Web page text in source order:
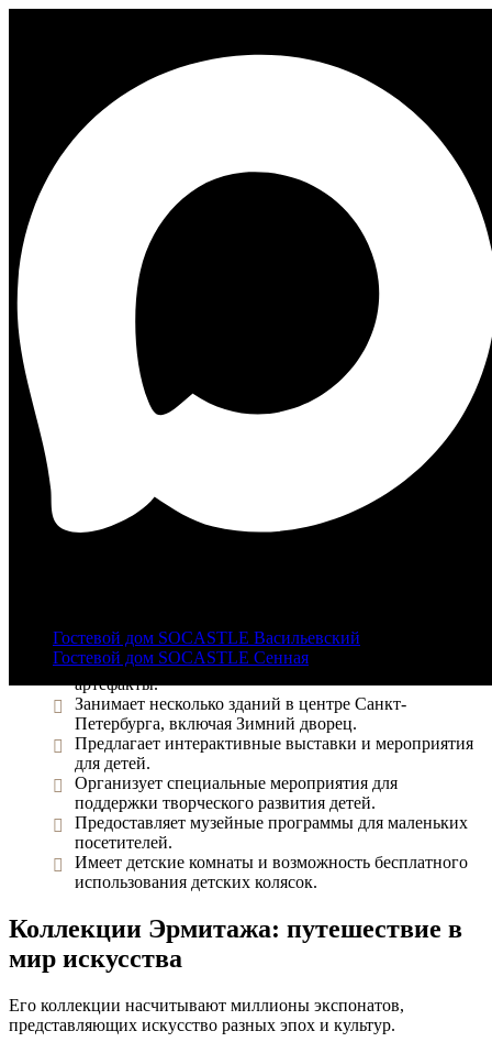
Гостевой дом SOCASTLE Васильевский
Гостевой дом SOCASTLE Сенная
Гостевой дом SOCASTLE Васильевский
Гостевой дом SOCASTLE Сенная
Эрмитаж
Фото: Designed byFreepik
Эрмитаж — один из самых известных и крупных музеев
мира, расположенный в Санкт-Петербурге. Здесь хранится
огромная коллекция произведений искусства разных эпох и
культур. Вы сможете увидеть шедевры мирового искусства,
включая произведения Леонардо да Винчи, Рафаэля,
Рембрандта и Ван Гога.
Само здание Эрмитажа — архитектурный шедевр с
великолепными фасадами и интерьерами, украшенными
роскошными декоративными элементами. В музее проводятся
разнообразные выставки, концерты, лекции и мастер-классы,
что позволяет глубже погрузиться в мир искусства.
Интересные факты о Эрмитаже
Насчитывает около трёх миллионов предметов,
включая живопись, скульптуру и исторические
артефакты.
Занимает несколько зданий в центре Санкт-
Петербурга, включая Зимний дворец.
Предлагает интерактивные выставки и мероприятия
для детей.
Организует специальные мероприятия для
поддержки творческого развития детей.
Предоставляет музейные программы для маленьких
посетителей.
Имеет детские комнаты и возможность бесплатного
использования детских колясок.
Коллекции Эрмитажа: путешествие в
мир искусства
Его коллекции насчитывают миллионы экспонатов,
представляющих искусство разных эпох и культур.